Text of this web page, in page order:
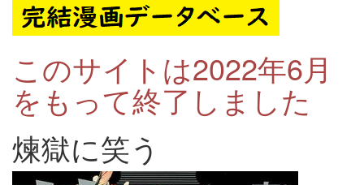
このサイトは2022年6月
をもって終了しました
煉獄に笑う